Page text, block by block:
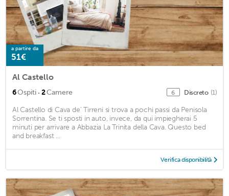
a partire da
51€
Al Castello
6Ospiti · 2Camere 6 Discreto (1)
Al Castello di Cava de' Tirreni si trova a pochi passi da Penisola
Sorrentina. Se ti sposti in auto, invece, da qui impiegherai 5
minuti per arrivare a Abbazia La Trinita della Cava. Questo bed
and breakfast ...
Verifica disponibilità